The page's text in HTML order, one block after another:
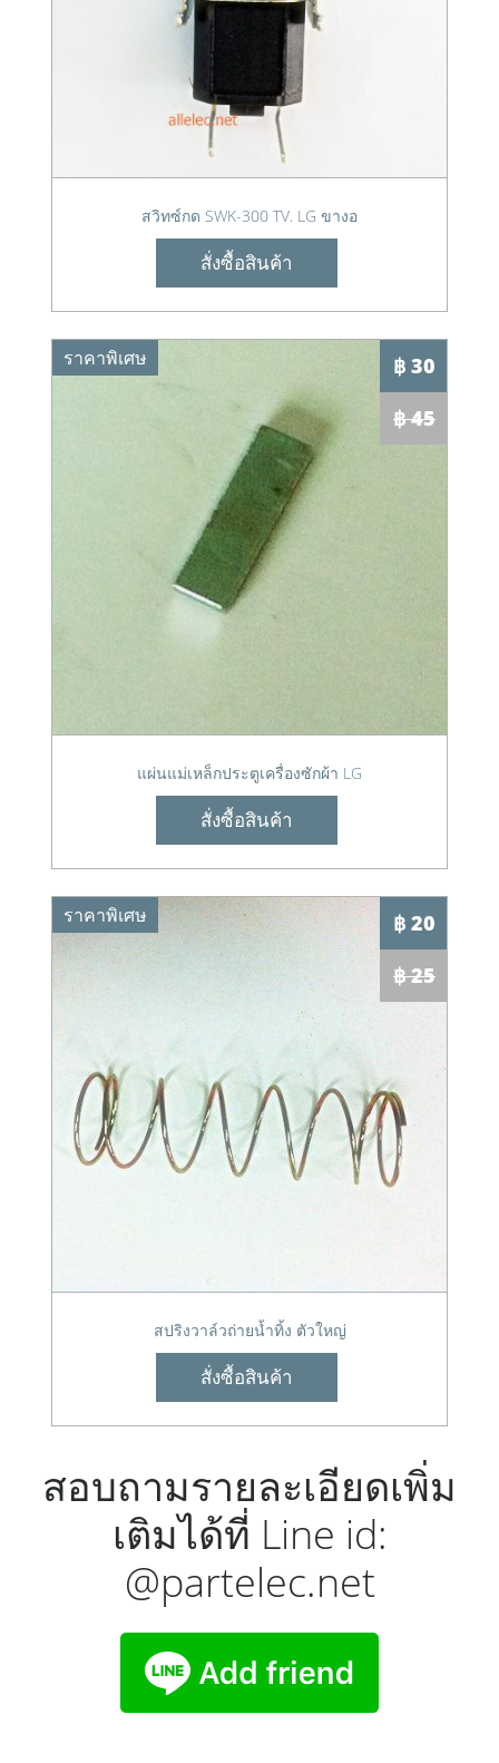
สวิทซ์กด SWK-300 TV. LG ขางอ
สั่งซื้อสินค้า
ราคาพิเศษ
฿ 45
฿ 30
แผ่นแม่เหล็กประตูเครื่องซักผ้า LG
สั่งซื้อสินค้า
ราคาพิเศษ
฿ 25
฿ 20
สปริงวาล์วถ่ายน้ำทิ้ง ตัวใหญ่
สั่งซื้อสินค้า
สอบถามรายละเอียดเพิ่ม
เติมได้ที่ Line id:
@partelec.net